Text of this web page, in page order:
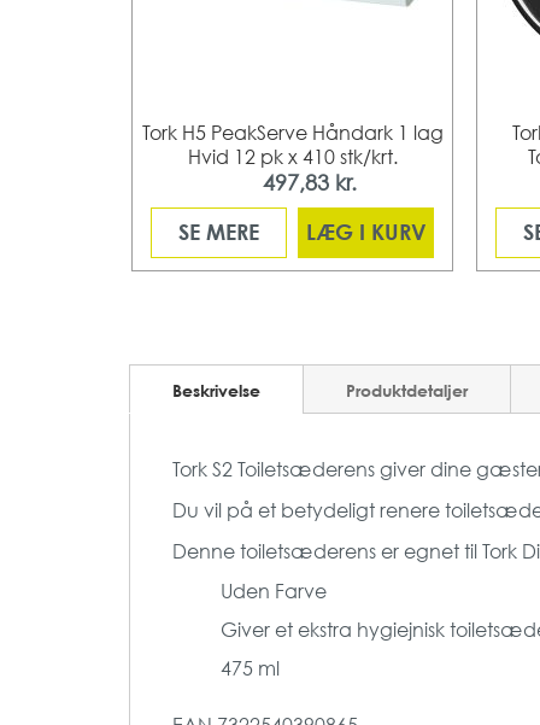
Tork H5 PeakServe Håndark 1 lag
Hvid 12 pk x 410 stk/krt.
497,83 kr.
SE MERE
LÆG I KURV
Beskrivelse
Tork S2 Toiletsæderens giver dine
Du vil på et betydeligt renere
Denne toiletsæderens er egnet til Tork
Uden Farve
Giver et ekstra hygiejnisk
475 ml
Produktdetaljer